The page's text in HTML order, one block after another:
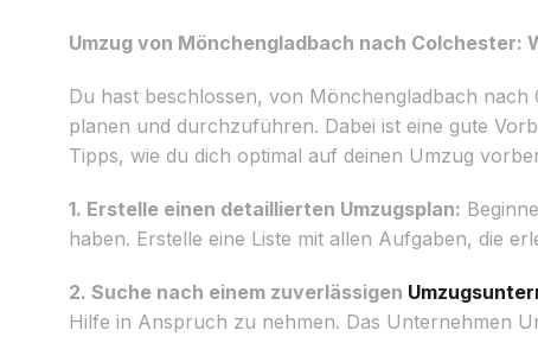
Umzug von Mönchengladbach nach Colchester:
Du hast beschlossen, von Mönchengladbach
planen und durchzuführen. Dabei ist eine gute
Tipps, wie du dich optimal auf deinen Umzug
1. Erstelle einen detaillierten Umzugsplan:
haben. Erstelle eine Liste mit allen Aufgaben, die
2. Suche nach einem zuverlässigen
Hilfe in Anspruch zu nehmen. Das Unternehmen